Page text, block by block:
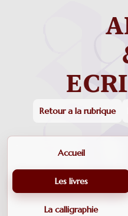
Retour a la rubrique
Accueil
Les livres
La calligraphie